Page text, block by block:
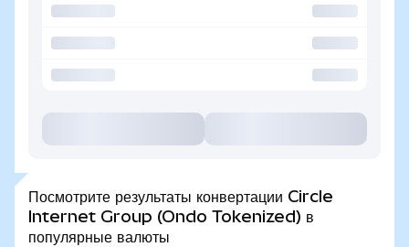
Посмотрите результаты конвертации Circle
Internet Group (Ondo Tokenized) в
популярные валюты